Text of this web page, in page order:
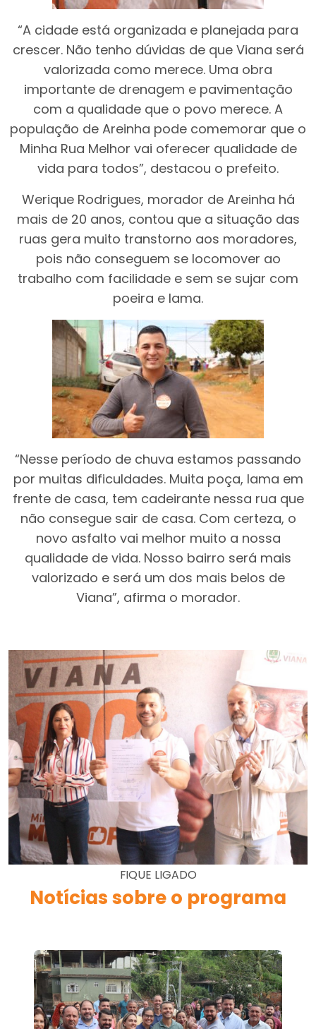
“A cidade está organizada e planejada para
crescer. Não tenho dúvidas de que Viana será
valorizada como merece. Uma obra
importante de drenagem e pavimentação
com a qualidade que o povo merece. A
população de Areinha pode comemorar que o
Minha Rua Melhor vai oferecer qualidade de
vida para todos”, destacou o prefeito.
Werique Rodrigues, morador de Areinha há
mais de 20 anos, contou que a situação das
ruas gera muito transtorno aos moradores,
pois não conseguem se locomover ao
trabalho com facilidade e sem se sujar com
poeira e lama.
“Nesse período de chuva estamos passando
por muitas dificuldades. Muita poça, lama em
frente de casa, tem cadeirante nessa rua que
não consegue sair de casa. Com certeza, o
novo asfalto vai melhor muito a nossa
qualidade de vida. Nosso bairro será mais
valorizado e será um dos mais belos de
Viana”, afirma o morador.
FIQUE LIGADO
Notícias sobre o programa